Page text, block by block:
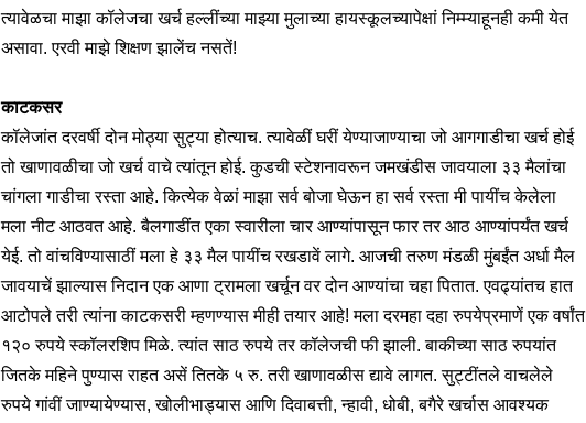
त्यावेळचा माझा कॉलेजचा खर्च हल्लींच्या माझ्या मुलाच्या हायस्कूलच्यापेक्षां निम्म्याहूनही कमी येत
असावा. एरवी माझे शिक्षण झालेंच नसतें!
काटकसर
कॉलेजांत दरवर्षी दोन मोठ्या सुट्या होत्याच. त्यावेळीं घरीं येण्याजाण्याचा जो आगगाडीचा खर्च होई
तो खाणावळीचा जो खर्च वाचे त्यांतून होई. कुडची स्टेशनावरून जमखंडीस जावयाला ३३ मैलांचा
चांगला गाडीचा रस्ता आहे. कित्येक वेळां माझा सर्व बोजा घेऊन हा सर्व रस्ता मी पायींच केलेला
मला नीट आठवत आहे. बैलगाडींत एका स्वारीला चार आण्यांपासून फार तर आठ आण्यांपर्यंत खर्च
येई. तो वांचविण्यासाठीं मला हे ३३ मैल पायींच रखडावें लागे. आजची तरुण मंडळी मुंबईंत अर्धा मैल
जावयाचें झाल्यास निदान एक आणा ट्रामला खर्चून वर दोन आण्यांचा चहा पितात. एवढ्यांतच हात
आटोपले तरी त्यांना काटकसरी म्हणण्यास मीही तयार आहे!मला दरमहा दहा रुपयेप्रमाणें एक वर्षांत
१२० रुपये स्कॉलरशिप मिळे. त्यांत साठ रुपये तर कॉलेजची फी झाली. बाकीच्या साठ रुपयांत
जितके महिने पुण्यास राहत असें तितके ५ रु. तरी खाणावळीस द्यावे लागत. सुट्टींतले वाचलेले
रुपये गांवीं जाण्यायेण्यास, खोलीभाड्यास आणि दिवाबत्ती, न्हावी, धोबी, बगैरे खर्चास आवश्यक